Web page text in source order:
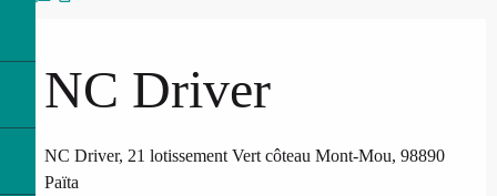
NC Driver
NC Driver, 21 lotissement Vert côteau Mont-Mou, 98890
Païta